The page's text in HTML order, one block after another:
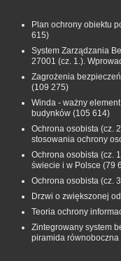
Plan ochrony obiektu
615)
System Zarządzania
27001 (cz. 1.).
Zagrożenia
(109 275)
Winda - ważny
budynków (105 614)
Ochrona osobista (cz.
stosowania ochrony
Ochrona osobista (cz.
świecie i w Polsce (79
Ochrona osobista (cz.
Drzwi o zwiększonej
Teoria ochrony
Zintegrowany system
piramida równoboczna